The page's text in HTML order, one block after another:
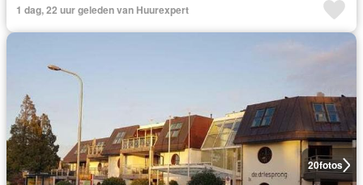
1 dag, 22 uur geleden van Huurexpert
20fotos